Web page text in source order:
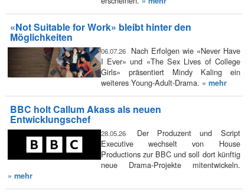
«Not Suitable for Work» bleibt hinter den
Möglichkeiten
06.07.26
Nach Erfolgen wie «Never Have
I Ever» und «The Sex Lives of College
Girls» präsentiert Mindy Kaling ein
weiteres Young-Adult-Drama. » mehr
BBC holt Callum Akass als neuen
Entwicklungschef
28.05.26
Der Produzent und Script
Executive wechselt von House
Productions zur BBC und soll dort künftig
neue Drama-Projekte mitentwickeln.
» mehr